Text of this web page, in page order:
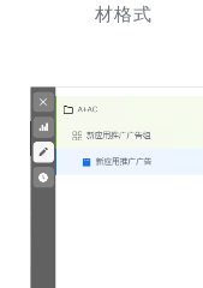
材格式